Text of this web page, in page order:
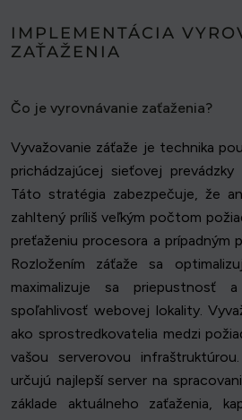
IMPLEMENTÁCIA
ZAŤAŽENIA
Čo je vyrovnávanie zaťaženia?
Vyvažovanie záťaže je technika
prichádzajúcej sieťovej prevádzky
Táto stratégia zabezpečuje, že
zahltený príliš veľkým počtom
preťaženiu procesora a prípadným
Rozložením záťaže sa
maximalizuje sa priepustnosť
spoľahlivosť webovej lokality.
ako sprostredkovatelia medzi
vašou serverovou
určujú najlepší server na
základe aktuálneho zaťaženia,